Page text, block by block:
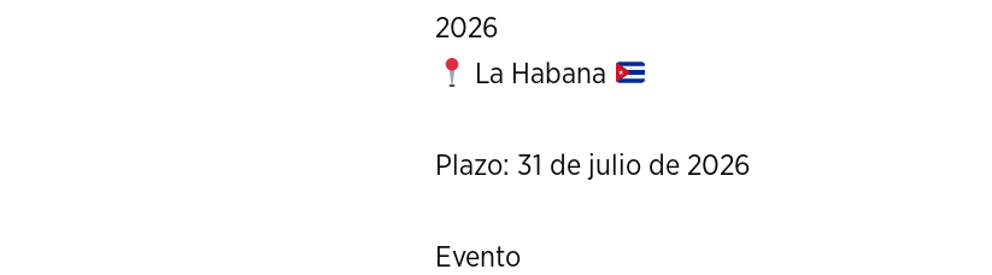
2026
La Habana
Plazo: 31 de julio de 2026
Evento